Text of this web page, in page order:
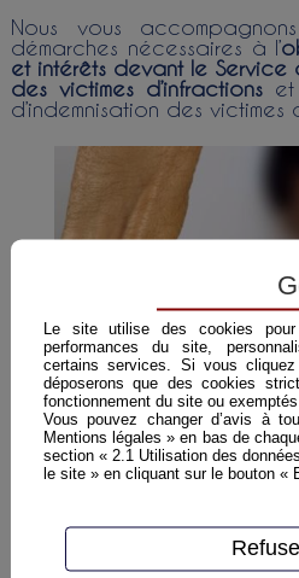
Nous vous
démarches nécessaires à l’
et intérêts devant le Service
des victimes d’infractions
d’indemnisation des victimes
Le site utilise des cookies
performances du site,
certains services. Si vous
déposerons que des cookies
fonctionnement du site ou
Vous pouvez changer d’avis à
Mentions légales » en bas de
section « 2.1 Utilisation des
le site » en cliquant sur le bouton «